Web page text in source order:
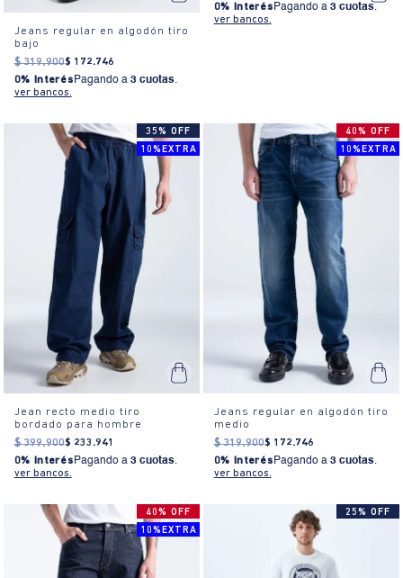
Jeans regular en algodón tiro
bajo
$ 319.900$ 172.746
0% Interés Pagando a 3 cuotas.
ver bancos.
0% Interés Pagando a 3 cuotas.
ver bancos.
35% OFF
10%EXTRA
Jean recto medio tiro
bordado para hombre
$ 399.900$ 233 .941
0% Interés Pagando a 3 cuotas.
ver bancos.
40% OFF
10%EXTRA
Jeans regular en algodón tiro
medio
$ 319.900$ 172.746
0% Interés Pagando a 3 cuotas.
ver bancos.
40% OFF
10%EXTRA
25% OFF